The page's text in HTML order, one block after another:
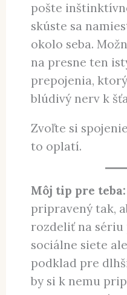
pošte
skúste sa
okolo seba.
na presne ten
prepojenia,
blúdivý nerv k
Zvoľte si
to oplatí.
Môj tip pre teba:
pripravený tak,
rozdeliť na sériu
sociálne siete
podklad pre
by si k nemu